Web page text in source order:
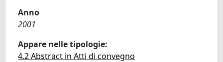
Anno
2001
Appare nelle tipologie:
4.2 Abstract in Atti di convegno